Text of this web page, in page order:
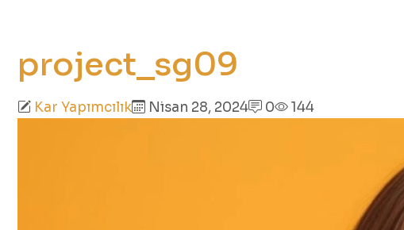
project_sg09
Kar Yapımcılık Nisan 28, 2024 0 144